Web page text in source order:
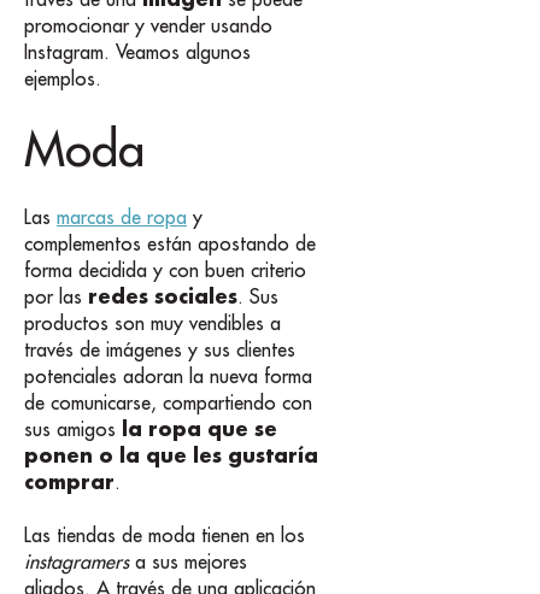
promocionar y vender usando
Instagram. Veamos algunos
ejemplos.
Moda
Las marcas de ropa y
complementos están apostando de
forma decidida y con buen criterio
por las redes sociales. Sus
productos son muy vendibles a
través de imágenes y sus clientes
potenciales adoran la nueva forma
de comunicarse, compartiendo con
sus amigos la ropa que se
ponen o la que les gustaría
comprar.
Las tiendas de moda tienen en los
instagramersa sus mejores
aliados. A través de una aplicación